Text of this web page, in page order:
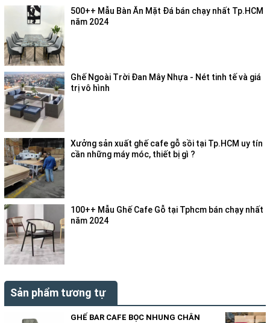
500++ Mẫu Bàn Ăn Mặt Đá bán chạy nhất Tp.HCM
năm 2024
Ghế Ngoài Trời Đan Mây Nhựa - Nét tinh tế và giá
trị vô hình
Xưởng sản xuất ghế cafe gỗ sồi tại Tp.HCM uy tín
cần những máy móc, thiết bị gì ?
100++ Mẫu Ghế Cafe Gỗ tại Tphcm bán chạy nhất
năm 2024
Sản phẩm tương tự
GHẾ BAR CAFE BỌC NHUNG CHÂN